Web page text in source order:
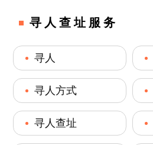
寻人查址服务
寻人
寻人方式
寻人查址